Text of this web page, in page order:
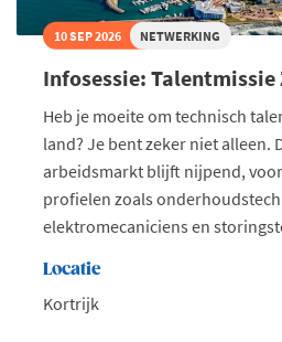
10 SEP 2026 NETWERKING
Infosessie:
Heb je moeite om technisch
land? Je bent zeker niet alleen.
arbeidsmarkt blijft nijpend,
profielen zoals
elektromecaniciens en
Locatie
Kortrijk